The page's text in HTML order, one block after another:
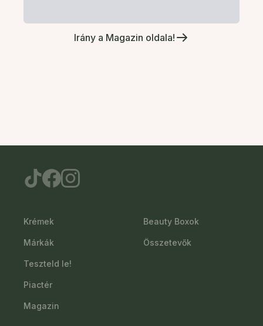
Irány a Magazin oldala!
Krémek
Márkák
Teszteld le!
Piactér
Magazin
Beauty Boxok
Összetevők